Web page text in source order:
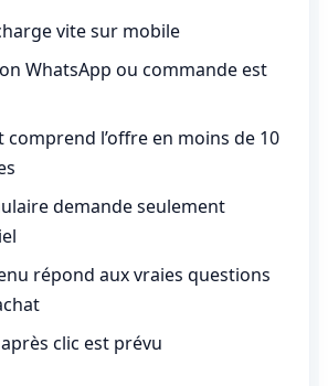
vite sur mobile
WhatsApp ou commande est
comprend l’offre en moins de 10
demande seulement
répond aux vraies questions
clic est prévu